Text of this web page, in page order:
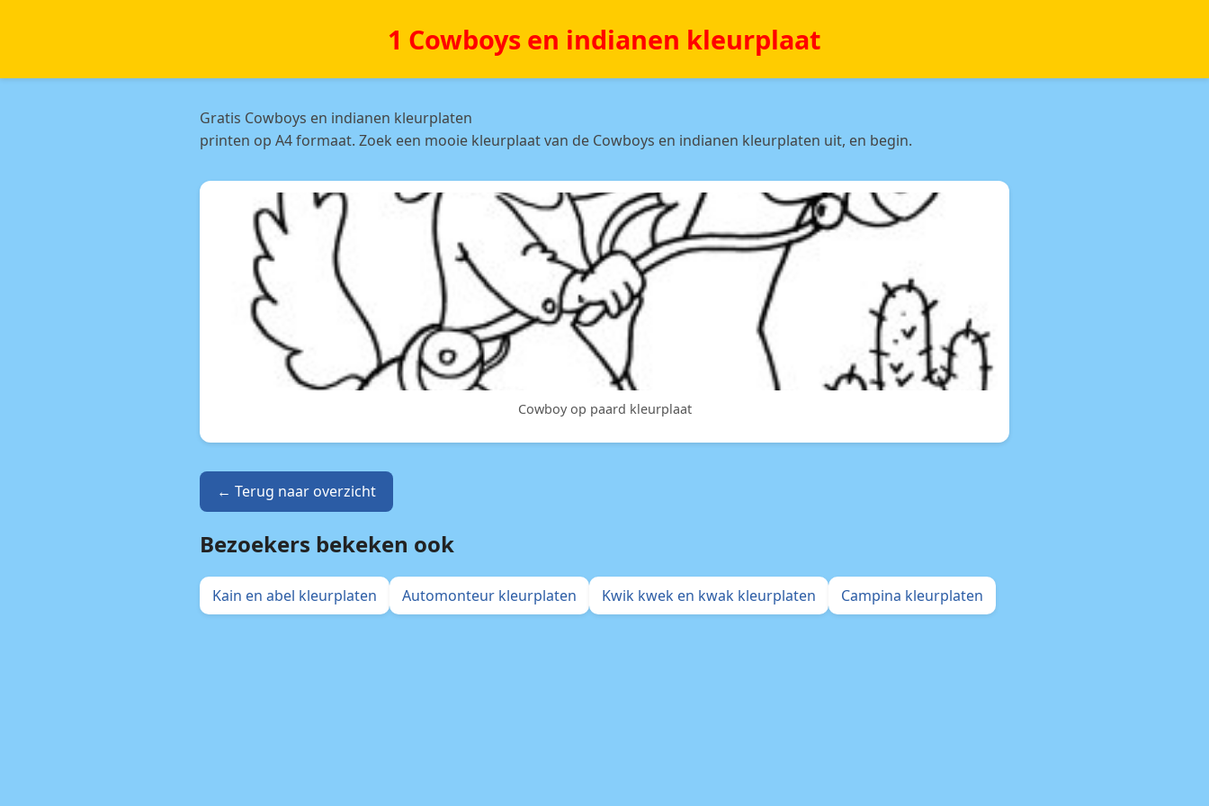
1 Cowboys en indianen kleurplaat
Gratis Cowboys en indianen kleurplaten
printen op A4 formaat. Zoek een mooie kleurplaat van de Cowboys en indianen kleurplaten uit, en begin.
Cowboy op paard kleurplaat
← Terug naar overzicht
Bezoekers bekeken ook
Kain en abel kleurplaten Automonteur kleurplaten Kwik kwek en kwak kleurplaten Campina kleurplaten